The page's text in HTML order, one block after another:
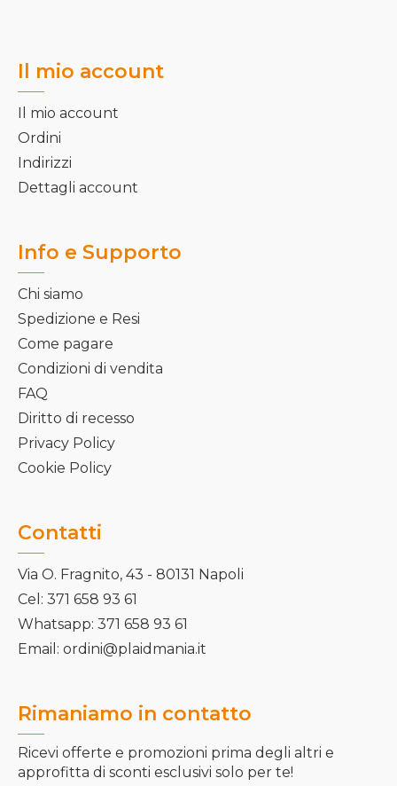
Il mio account
Il mio account
Ordini
Indirizzi
Dettagli account
Info e Supporto
Chi siamo
Spedizione e Resi
Come pagare
Condizioni di vendita
FAQ
Diritto di recesso
Privacy Policy
Cookie Policy
Contatti
Via O. Fragnito, 43 - 80131 Napoli
Cel: 371 658 93 61
Whatsapp: 371 658 93 61
Email: ordini@plaidmania.it
Rimaniamo in contatto
Ricevi offerte e promozioni prima degli altri e
approfitta di sconti esclusivi solo per te!